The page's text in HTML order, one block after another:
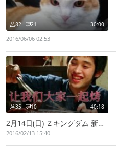
30:00
82 21
2016/06/06 02:53
40:18
35 10
2月14日(日) Ｚキングダム 新宿V-1 19:00開演 2月15日(月) 「ネタＱハイランド 中野シェイプレス 19：00開演 すべて1000円です(^O^) よろしくお願い致します。
2016/02/13 15:40